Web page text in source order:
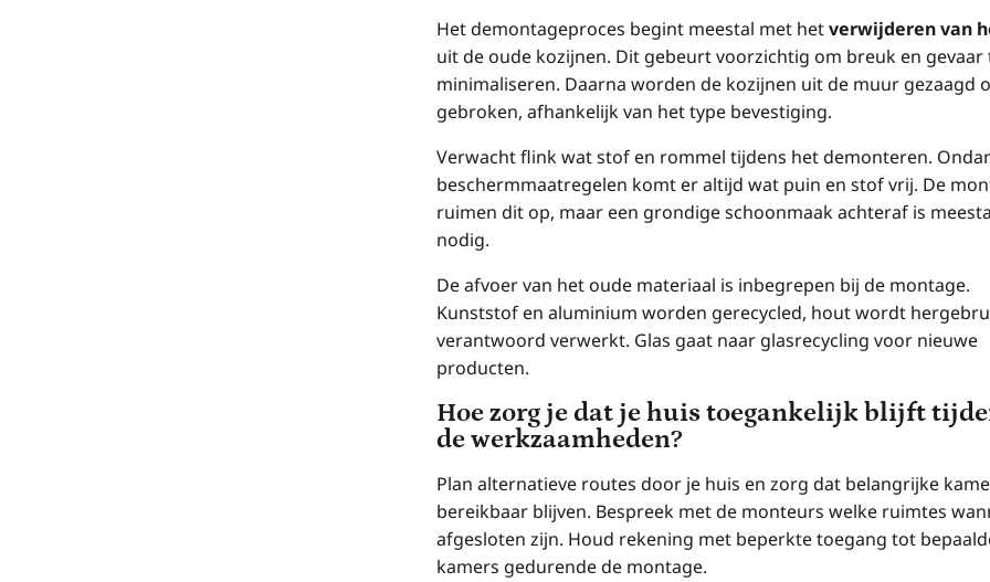
Het demontageproces begint meestal met hetverwijderen van
uit de oude kozijnen. Dit gebeurt voorzichtig om breuk en gevaar
minimaliseren. Daarna worden de kozijnen uit de muur gezaagd
gebroken, afhankelijk van het type bevestiging.
Verwacht flink wat stof en rommel tijdens het demonteren.
beschermmaatregelen komt er altijd wat puin en stof vrij. De
ruimen dit op, maar een grondige schoonmaak achteraf is
nodig.
De afvoer van het oude materiaal is inbegrepen bij de montage.
Kunststof en aluminium worden gerecycled, hout wordt
verantwoord verwerkt. Glas gaat naar glasrecycling voor nieuwe
producten.
Hoe zorg je dat je huis toegankelijk blijft
de werkzaamheden?
Plan alternatieve routes door je huis en zorg dat belangrijke
bereikbaar blijven. Bespreek met de monteurs welke ruimtes
afgesloten zijn. Houd rekening met beperkte toegang tot
kamers gedurende de montage.